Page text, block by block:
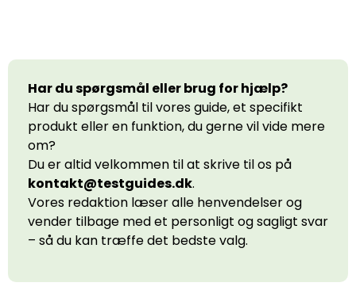
Har du spørgsmål eller brug for hjælp?
Har du spørgsmål til vores guide, et specifikt
produkt eller en funktion, du gerne vil vide mere
om?
Du er altid velkommen til at skrive til os på
kontakt@testguides.dk.
Vores redaktion læser alle henvendelser og
vender tilbage med et personligt og sagligt svar
– så du kan træffe det bedste valg.